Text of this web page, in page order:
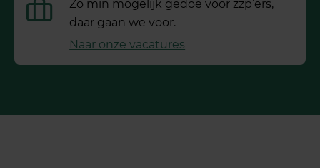
Zo min mogelijk gedoe voor ­zzp’ers,
daar gaan we voor.
Naar onze vacatures